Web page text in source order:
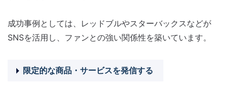
成功事例としては、レッドブルやスターバックスなどが
SNSを活用し、ファンとの強い関係性を築いています。
限定的な商品・サービスを発信する